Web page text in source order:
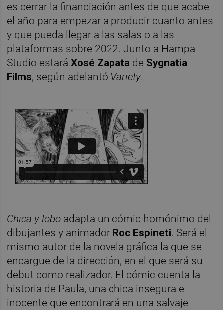
es cerrar la financiación antes de que acabe
el año para empezar a producir cuanto antes
y que pueda llegar a las salas o a las
plataformas sobre 2022. Junto a Hampa
Studio estaráXosé Zapata de Sygnatia
Films, según adelantó Variety.
Chica y lobo adapta un cómic homónimo del
dibujantes y animador Roc Espineti. Será el
mismo autor de la novela gráfica la que se
encargue de la dirección, en el que será su
debut como realizador. El cómic cuenta la
historia de Paula, una chica insegura e
inocente que encontrará en una salvaje